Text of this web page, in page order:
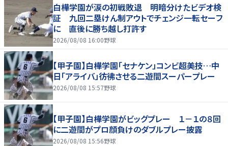
白樺学園が涙の初戦敗退 明暗分けたビデオ検
証 九回二塁けん制アウトでチェンジ一転セーフ
に 直後に勝ち越し打許す
2026/08/08 16:00野球
【甲子園】白樺学園「セナケン」コンビ超美技…中
日「アライバ」彷彿させる二遊間スーパープレー
2026/08/08 15:57野球
【甲子園】白樺学園がビッグプレー １－１の８回
に二遊間がプロ顔負けのダブルプレー披露
2026/08/08 15:56野球